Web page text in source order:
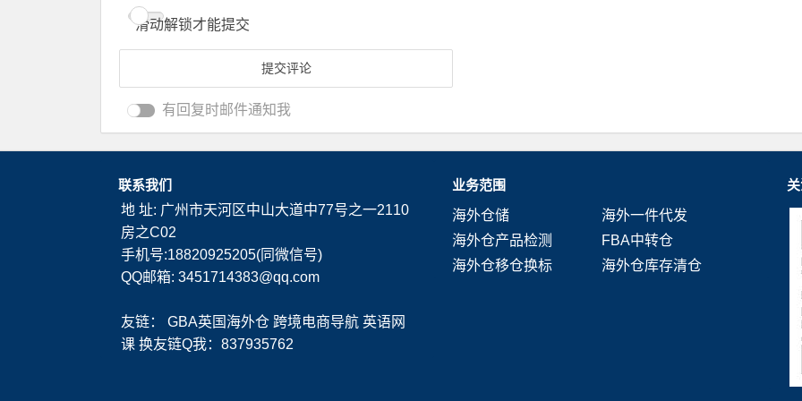
滑动解锁才能提交
有回复时邮件通知我
联系我们
地 址: 广州市天河区中山大道中77号之一2110
房之C02
手机号:18820925205(同微信号)
QQ邮箱: 3451714383@qq.com
友链： GBA英国海外仓 跨境电商导航 英语网
课 换友链Q我：837935762
业务范围
海外仓储
海外一件代发
海外仓产品检测
FBA中转仓
海外仓移仓换标
海外仓库存清仓